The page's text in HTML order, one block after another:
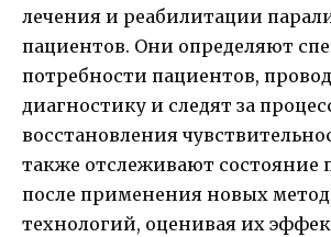
лечения и реабилитации
пациентов. Они определяют
потребности пациентов,
диагностику и следят за
восстановления
также отслеживают состояние
после применения новых
технологий, оценивая их